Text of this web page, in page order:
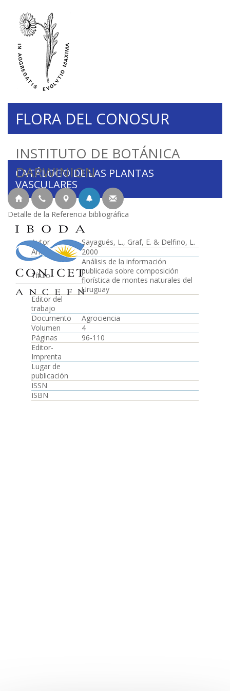
INSTITUTO DE BOTÁNICA
DARWINION
FLORA DEL CONOSUR
CATÁLOGO DE LAS PLANTAS
VASCULARES
Detalle de la Referencia bibliográfica
Autor
Sayagués, L., Graf, E. & Delfino, L.
Año
2000
Título
Análisis de la información
publicada sobre composición
florística de montes naturales del
Uruguay
Editor del
trabajo
Documento
Agrociencia
Volumen
4
Páginas
96-110
Editor-
Imprenta
Lugar de
publicación
ISSN
ISBN